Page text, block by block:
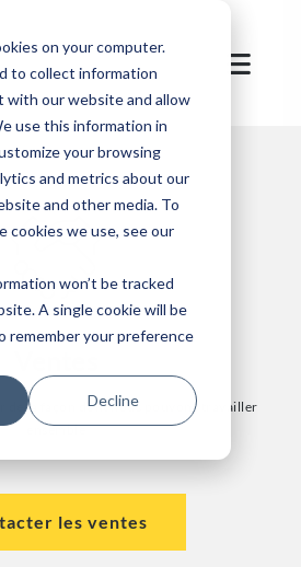
on your computer.
to collect information
with our website and allow
use this information in
your browsing
and metrics about our
and other media. To
cookies we use, see our
won’t be tracked
A single cookie will be
remember your preference
Decline
de la façon dont nous pouvons travailler
ensemble
les ventes